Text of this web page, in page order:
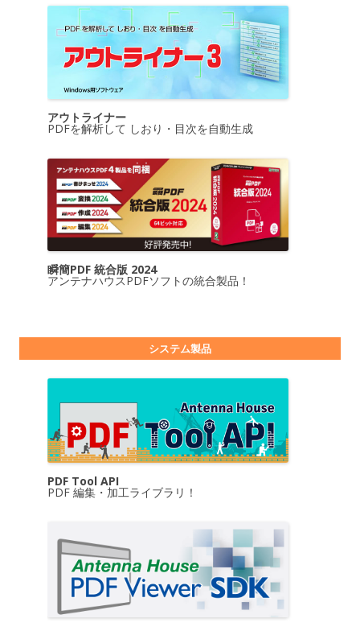
アウトライナー
PDFを解析して しおり・目次を自動生成
瞬簡PDF 統合版 2024
アンテナハウスPDFソフトの統合製品！
システム製品
PDF Tool API
PDF 編集・加工ライブラリ！